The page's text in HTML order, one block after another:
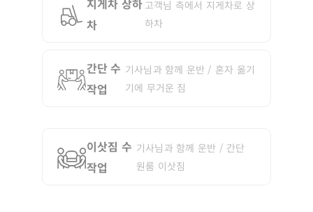
지게차 상하
차
고객님 측에서 지게차로 상
하차
간단 수
작업
기사님과 함께 운반 / 혼자 옮기
기에 무거운 짐
이삿짐 수
작업
기사님과 함께 운반 / 간단
원룸 이삿짐